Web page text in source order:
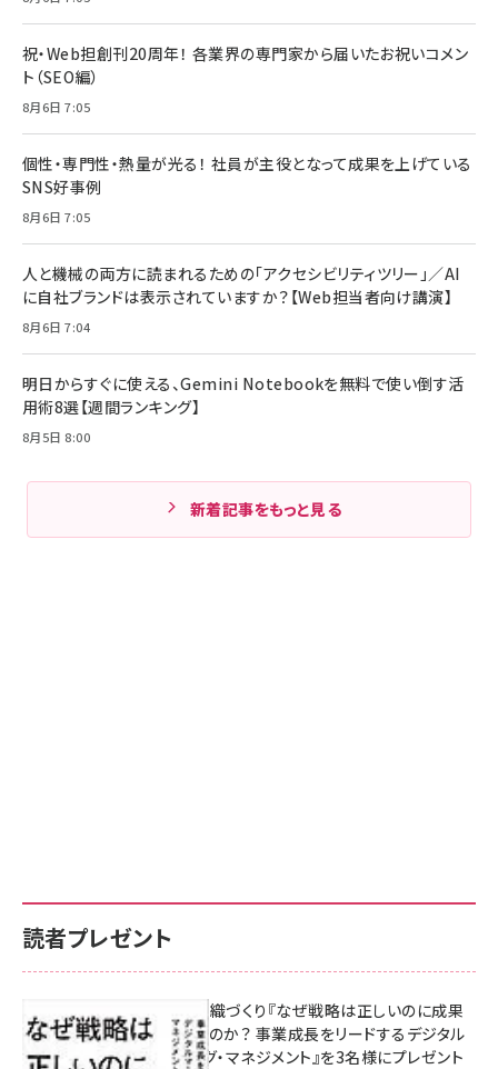
祝・Web担創刊20周年！ 各業界の専門家から届いたお祝いコメン
ト（SEO編）
8月6日 7:05
個性・専門性・熱量が光る！ 社員が主役となって成果を上げている
SNS好事例
8月6日 7:05
人と機械の両方に読まれるための「アクセシビリティツリー」／AI
に自社ブランドは表示されていますか？【Web担当者向け講演】
8月6日 7:04
明日からすぐに使える、Gemini Notebookを無料で使い倒す活
用術8選【週間ランキング】
8月5日 8:00
新着記事をもっと見る
読者プレゼント
成果を生む組織づくり『なぜ戦略は正しいのに成果
があがらないのか？ 事業成長をリードするデジタル
マーケティング・マネジメント』を3名様にプレゼント